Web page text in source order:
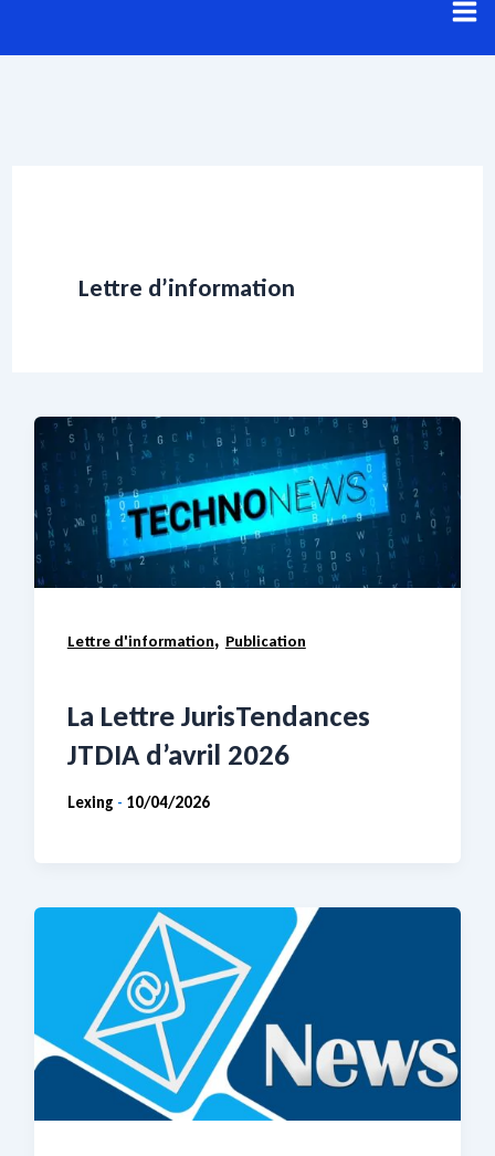
au
Lettre d’information
Lettre d'information, Publication
La Lettre JurisTendances
JTDIA d’avril 2026
Lexing - 10/04/2026